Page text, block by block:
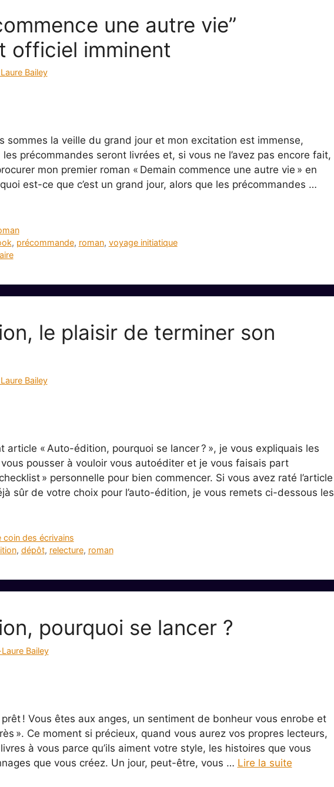
une autre vie”
officiel imminent
Bailey
sommes la veille du grand jour et mon excitation est immense,
précommandes seront livrées et, si vous ne l’avez pas encore fait,
mon premier roman « Demain commence une autre vie » en
est-ce que c’est un grand jour, alors que les précommandes …
, précommande, roman, voyage initiatique
le plaisir de terminer son
Bailey
article « Auto-édition, pourquoi se lancer ? », je vous expliquais les
pousser à vouloir vous autoéditer et je vous faisais part
» personnelle pour bien commencer. Si vous avez raté l’article
sûr de votre choix pour l’auto-édition, je vous remets ci-dessous les
coin des écrivains
, dépôt, relecture, roman
pourquoi se lancer ?
Bailey
! Vous êtes aux anges, un sentiment de bonheur vous enrobe et
». Ce moment si précieux, quand vous aurez vos propres lecteurs,
à vous parce qu’ils aiment votre style, les histoires que vous
que vous créez. Un jour, peut-être, vous … Lire la suite